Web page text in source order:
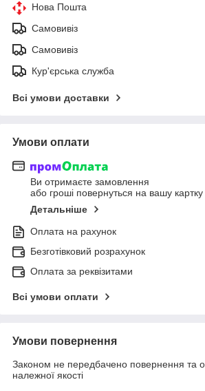
Нова Пошта
Самовивіз
Самовивіз
Кур'єрська служба
Всі умови доставки
Умови оплати
Ви отримаєте замовлення
або гроші повернуться на вашу картку
Детальніше
Оплата на рахунок
Безготівковий розрахунок
Оплата за реквізитами
Всі умови оплати
Умови повернення
Законом не передбачено повернення та
належної якості